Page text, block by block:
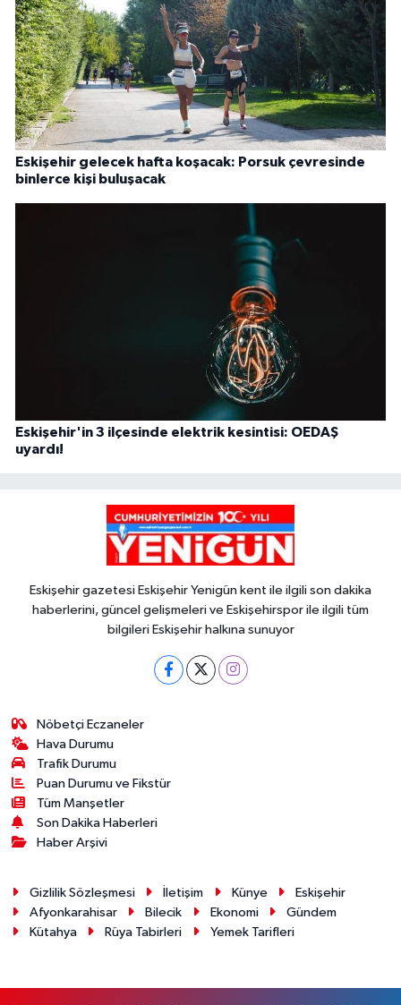
Eskişehir gelecek hafta koşacak: Porsuk çevresinde
binlerce kişi buluşacak
Eskişehir'in 3 ilçesinde elektrik kesintisi: OEDAŞ
uyardı!
Eskişehir gazetesi Eskişehir Yenigün kent ile ilgili son dakika
haberlerini, güncel gelişmeleri ve Eskişehirspor ile ilgili tüm
bilgileri Eskişehir halkına sunuyor
Nöbetçi Eczaneler
Hava Durumu
Trafik Durumu
Puan Durumu ve Fikstür
Tüm Manşetler
Son Dakika Haberleri
Haber Arşivi
Gizlilik Sözleşmesi İletişim Künye
Eskişehir
Afyonkarahisar
Bilecik Ekonomi
Gündem
Kütahya
Rüya Tabirleri Yemek Tarifleri